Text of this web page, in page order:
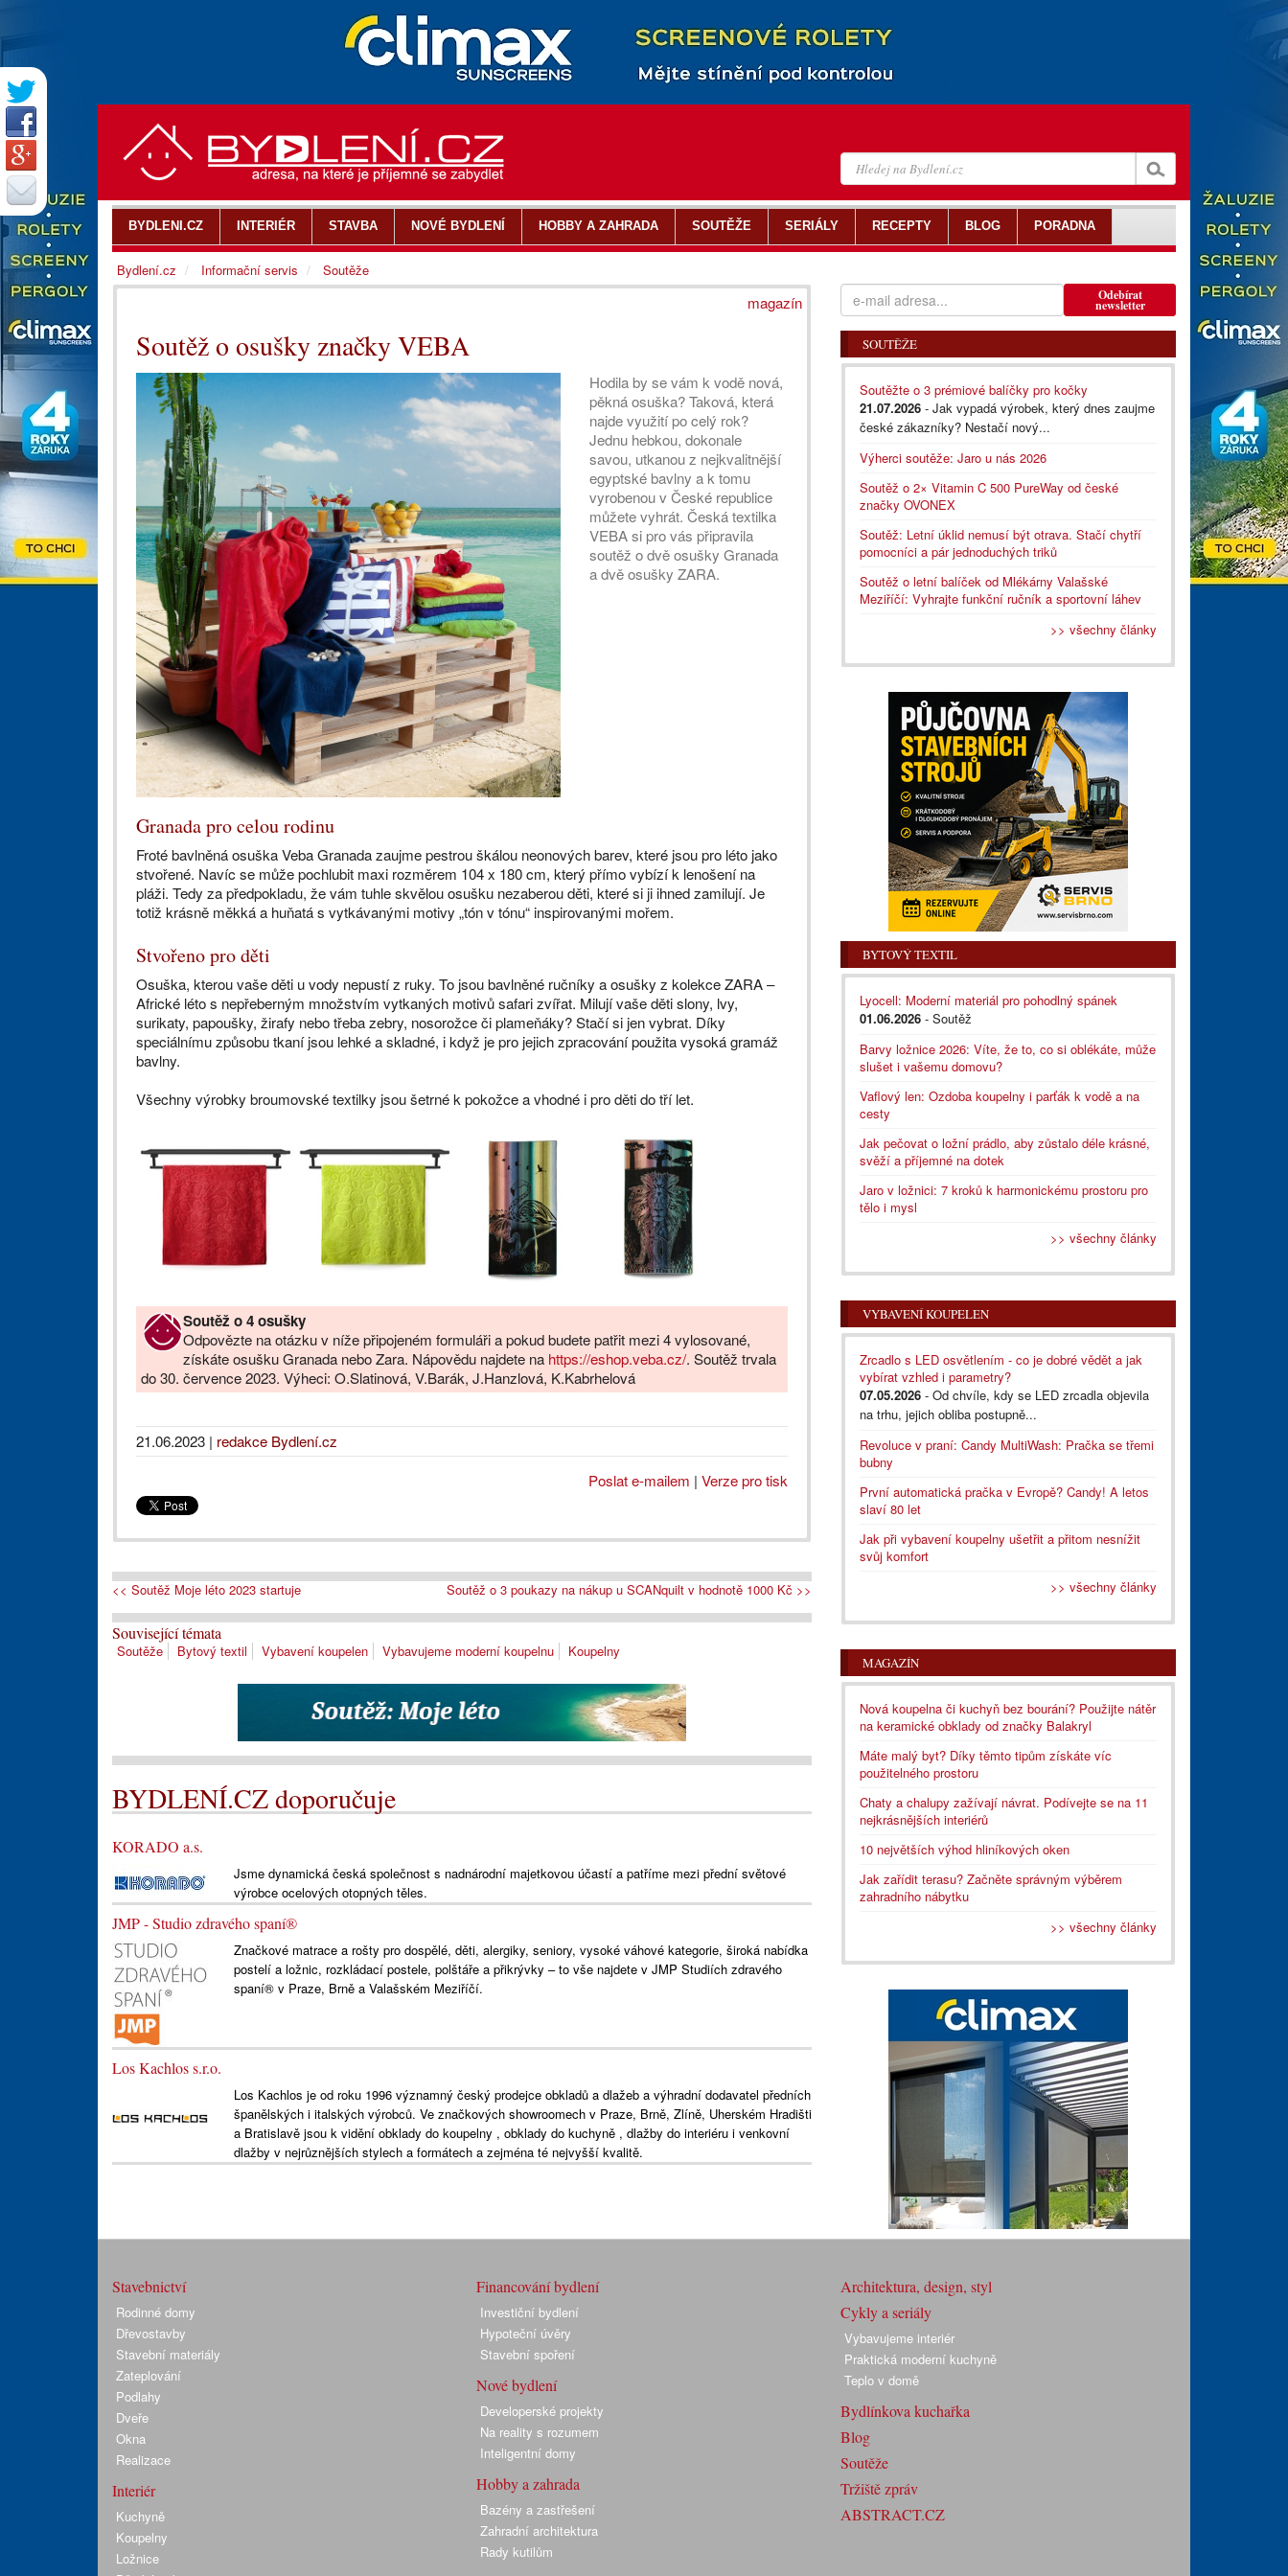
magazín
Soutěž o osušky značky VEBA
Hodila by se vám k vodě nová,
pěkná osuška? Taková, která
najde využití po celý rok?
Jednu hebkou, dokonale
savou, utkanou z nejkvalitnější
egyptské bavlny a k tomu
vyrobenou v České republice
můžete vyhrát. Česká textilka
VEBA si pro vás připravila
soutěž o dvě osušky Granada
a dvě osušky ZARA.
Granada pro celou rodinu
Froté bavlněná osuška Veba Granada zaujme pestrou škálou neonových barev, které jsou pro léto jako
stvořené. Navíc se může pochlubit maxi rozměrem 104 x 180 cm, který přímo vybízí k lenošení na
pláži. Tedy za předpokladu, že vám tuhle skvělou osušku nezaberou děti, které si ji ihned zamilují. Je
totiž krásně měkká a huňatá s vytkávanými motivy „tón v tónu“ inspirovanými mořem.
Stvořeno pro děti
Osuška, kterou vaše děti u vody nepustí z ruky. To jsou bavlněné ručníky a osušky z kolekce ZARA –
Africké léto s nepřeberným množstvím vytkaných motivů safari zvířat. Milují vaše děti slony, lvy,
surikaty, papoušky, žirafy nebo třeba zebry, nosorožce či plameňáky? Stačí si jen vybrat. Díky
speciálnímu způsobu tkaní jsou lehké a skladné, i když je pro jejich zpracování použita vysoká gramáž
bavlny.
Všechny výrobky broumovské textilky jsou šetrné k pokožce a vhodné i pro děti do tří let.
Soutěž o 4 osušky
Odpovězte na otázku v níže připojeném formuláři a pokud budete patřit mezi 4 vylosované,
získáte osušku Granada nebo Zara. Nápovědu najdete na https://eshop.veba.cz/. Soutěž trvala
do 30. července 2023. Výheci: O.Slatinová, V.Barák, J.Hanzlová, K.Kabrhelová
21.06.2023 | redakce Bydlení.cz
Poslat e-mailem | Verze pro tisk
<< Soutěž Moje léto 2023 startuje Soutěž o 3 poukazy na nákup u SCANquilt v hodnotě 1000 Kč >>
Související témata
Soutěže Bytový textil Vybavení koupelen Vybavujeme moderní koupelnu Koupelny
BYDLENÍ.CZ doporučuje
KORADO a.s.
Jsme dynamická česká společnost s nadnárodní majetkovou účastí a patříme mezi přední světové
výrobce ocelových otopných těles.
JMP - Studio zdravého spaní®
Značkové matrace a rošty pro dospělé, děti, alergiky, seniory, vysoké váhové kategorie, široká nabídka
postelí a ložnic, rozkládací postele, polštáře a přikrývky – to vše najdete v JMP Studiích zdravého
spaní® v Praze, Brně a Valašském Meziříčí.
Los Kachlos s.r.o.
Los Kachlos je od roku 1996 významný český prodejce obkladů a dlažeb a výhradní dodavatel předních
španělských i italských výrobců. Ve značkových showroomech v Praze, Brně, Zlíně, Uherském Hradišti
a Bratislavě jsou k vidění obklady do koupelny , obklady do kuchyně , dlažby do interiéru i venkovní
dlažby v nejrůznějších stylech a formátech a zejména té nejvyšší kvalitě.
Odebírat
newsletter
SOUTĚŽE
Soutěžte o 3 prémiové balíčky pro kočky
21.07.2026 - Jak vypadá výrobek, který dnes zaujme
české zákazníky? Nestačí nový...
Výherci soutěže: Jaro u nás 2026
Soutěž o 2× Vitamin C 500 PureWay od české
značky OVONEX
Soutěž: Letní úklid nemusí být otrava. Stačí chytří
pomocníci a pár jednoduchých triků
Soutěž o letní balíček od Mlékárny Valašské
Meziříčí: Vyhrajte funkční ručník a sportovní láhev
>> všechny články
BYTOVÝ TEXTIL
Lyocell: Moderní materiál pro pohodlný spánek
01.06.2026 - Soutěž
Barvy ložnice 2026: Víte, že to, co si oblékáte, může
slušet i vašemu domovu?
Vaflový len: Ozdoba koupelny i parťák k vodě a na
cesty
Jak pečovat o ložní prádlo, aby zůstalo déle krásné,
svěží a příjemné na dotek
Jaro v ložnici: 7 kroků k harmonickému prostoru pro
tělo i mysl
>> všechny články
VYBAVENÍ KOUPELEN
Zrcadlo s LED osvětlením - co je dobré vědět a jak
vybírat vzhled i parametry?
07.05.2026 - Od chvíle, kdy se LED zrcadla objevila
na trhu, jejich obliba postupně...
Revoluce v praní: Candy MultiWash: Pračka se třemi
bubny
První automatická pračka v Evropě? Candy! A letos
slaví 80 let
Jak při vybavení koupelny ušetřit a přitom nesnížit
svůj komfort
>> všechny články
MAGAZÍN
Nová koupelna či kuchyň bez bourání? Použijte nátěr
na keramické obklady od značky Balakryl
Máte malý byt? Díky těmto tipům získáte víc
použitelného prostoru
Chaty a chalupy zažívají návrat. Podívejte se na 11
nejkrásnějších interiérů
10 největších výhod hliníkových oken
Jak zařídit terasu? Začněte správným výběrem
zahradního nábytku
>> všechny články
BYDLENI.CZ INTERIÉR STAVBA NOVÉ BYDLENÍ HOBBY A ZAHRADA SOUTĚŽE SERIÁLY RECEPTY BLOG PORADNA
Bydlení.cz Informační servis Soutěže
Stavebnictví
Rodinné domy
Dřevostavby
Stavební materiály
Zateplování
Podlahy
Dveře
Okna
Realizace
Interiér
Kuchyně
Koupelny
Ložnice
Financování bydlení
Investiční bydlení
Hypoteční úvěry
Stavební spoření
Nové bydlení
Developerské projekty
Na reality s rozumem
Inteligentní domy
Hobby a zahrada
Bazény a zastřešení
Zahradní architektura
Rady kutilům
Architektura, design, styl
Cykly a seriály
Vybavujeme interiér
Praktická moderní kuchyně
Teplo v domě
Bydlínkova kuchařka
Blog
Soutěže
Tržiště zpráv
ABSTRACT.CZ